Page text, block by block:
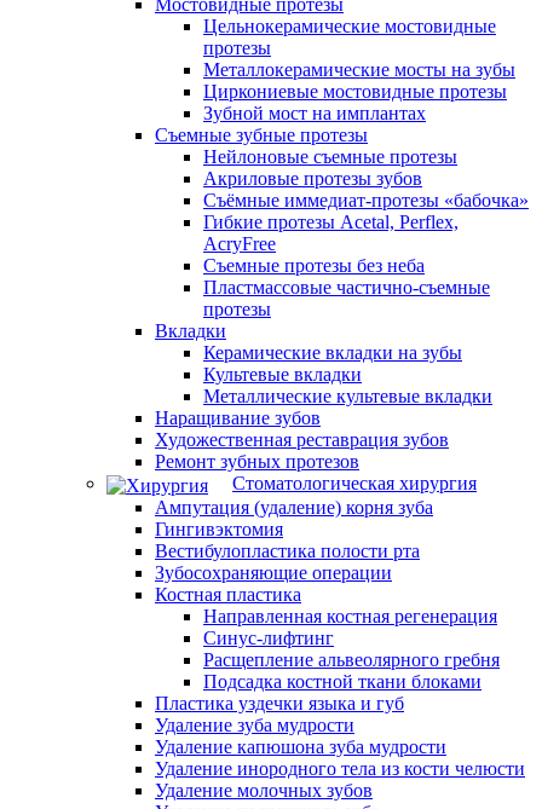
Мостовидные протезы
Цельнокерамические мостовидные
протезы
Металлокерамические мосты на зубы
Циркониевые мостовидные протезы
Зубной мост на имплантах
Съемные зубные протезы
Нейлоновые съемные протезы
Акриловые протезы зубов
Съёмные иммедиат‑протезы «бабочка»
Гибкие протезы Acetal, Perflex,
AcryFree
Съемные протезы без неба
Пластмассовые частично-съемные
протезы
Вкладки
Керамические вкладки на зубы
Культевые вкладки
Металлические культевые вкладки
Наращивание зубов
Художественная реставрация зубов
Ремонт зубных протезов
Стоматологическая хирургия
Ампутация (удаление) корня зуба
Гингивэктомия
Вестибулопластика полости рта
Зубосохраняющие операции
Костная пластика
Направленная костная регенерация
Синус-лифтинг
Расщепление альвеолярного гребня
Подсадка костной ткани блоками
Пластика уздечки языка и губ
Удаление зуба мудрости
Удаление капюшона зуба мудрости
Удаление инородного тела из кости челюсти
Удаление молочных зубов